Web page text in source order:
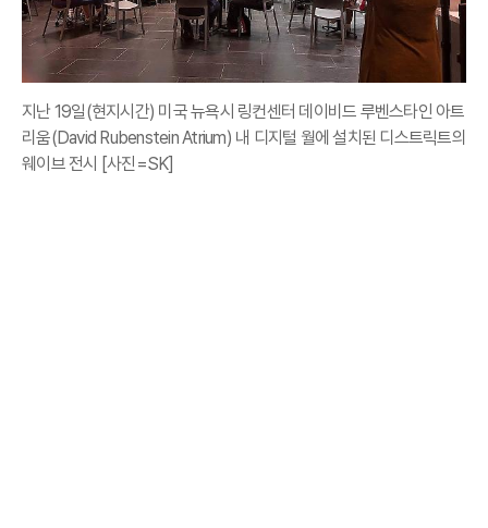
지난 19일(현지시간) 미국 뉴욕시 링컨센터 데이비드 루벤스타인 아트
리움(David Rubenstein Atrium) 내 디지털 월에 설치된 디스트릭트의
웨이브 전시 [사진=SK]